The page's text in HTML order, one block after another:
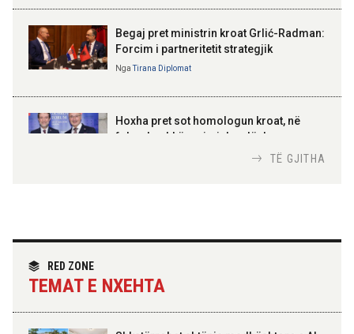
Kosovë!
100-vjetori i themelimit të
Urdhrit të Skënderbeut
Begaj pret ministrin kroat Grlić-Radman:
Forcim i partneritetit strategjik
NgaTirana Diplomat
Hoxha pret sot homologun kroat, në
fokus bashkëpunimi dypalësh
partneritetit strategjik
TË GJITHA
RED ZONE
TEMAT E NXEHTA